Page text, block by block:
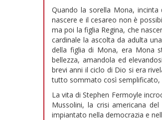
Quando la sorella Mona,
nascere e il cesareo non è
ma poi la figlia Regina, che
cardinale la ascolta da adulta
della figlia di Mona, era Mona
bellezza, amandola ed
brevi anni il ciclo di Dio si era
tutto sommato così semplificato,
La vita di Stephen Fermoyle
Mussolini, la crisi americana
impiantato nella democrazia e